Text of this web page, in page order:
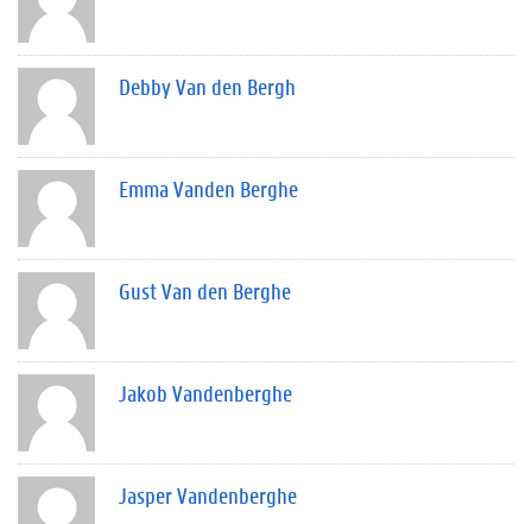
Debby Van den Bergh
Emma Vanden Berghe
Gust Van den Berghe
Jakob Vandenberghe
Jasper Vandenberghe